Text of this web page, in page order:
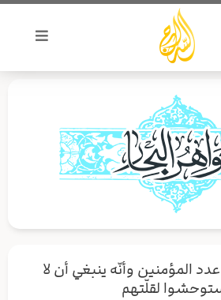
المؤمنين وأنّه ينبغي أن لا
لقلّتهم